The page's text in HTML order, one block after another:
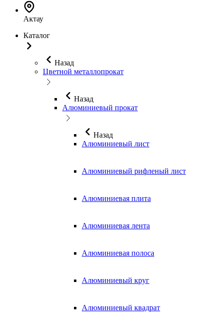
Актау
Каталог
Назад
Цветной металлопрокат
Назад
Алюминиевый прокат
Назад
Алюминиевый лист
Алюминиевый рифленый лист
Алюминиевая плита
Алюминиевая лента
Алюминиевая полоса
Алюминиевый круг
Алюминиевый квадрат